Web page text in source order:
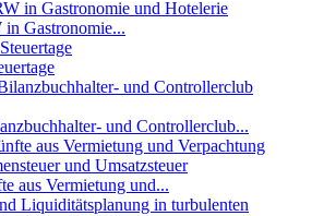
Gastronomie...
und Controllerclub...
aus Vermietung und...